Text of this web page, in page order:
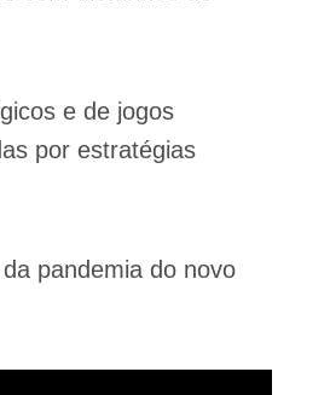
e de jogos
por estratégias
pandemia do novo